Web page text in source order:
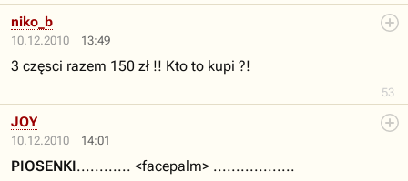
10.12.2010 13:49
53
niko_b
3 częsci razem 150 zł !! Kto to kupi ?!
10.12.2010 14:01
JOY
PIOSENKI............ <facepalm> ..................